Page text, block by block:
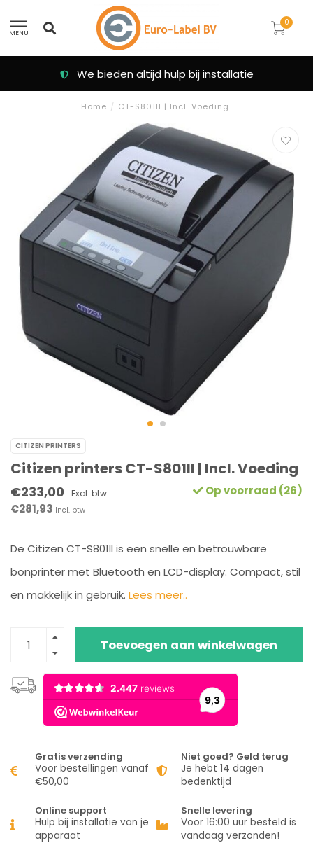
MENU
0
Klanten beoordelen ons met een 9.3
Home / CT-S801II | Incl. Voeding
CITIZEN PRINTERS
Citizen printers CT-S801II | Incl. Voeding
€233,00 Excl. btw
€281,93 Incl. btw
Op voorraad (26)
De Citizen CT-S801II is een snelle en betrouwbare
bonprinter met Bluetooth en LCD-display. Compact, stil
en makkelijk in gebruik. Lees meer..
Toevoegen aan winkelwagen
Gratis verzending
Voor bestellingen vanaf
€50,00
Niet goed? Geld terug
Je hebt 14 dagen
bedenktijd
Online support
Hulp bij installatie van je
apparaat
Snelle levering
Voor 16:00 uur besteld is
vandaag verzonden!